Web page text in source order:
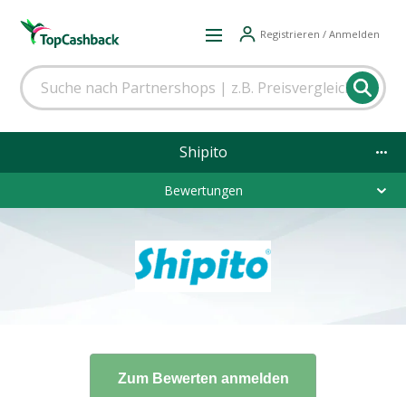
Registrieren / Anmelden
Shipito
Bewertungen